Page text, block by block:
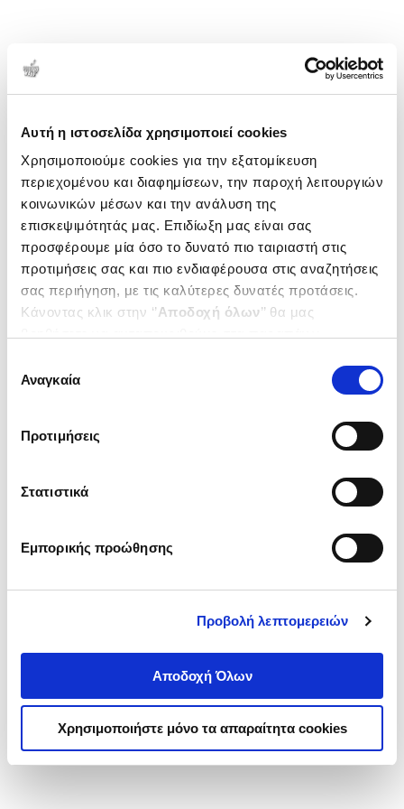
Αυτή η ιστοσελίδα χρησιμοποιεί cookies
Χρησιμοποιούμε cookies για την εξατομίκευση
περιεχομένου και διαφημίσεων, την παροχή λειτουργιών
κοινωνικών μέσων και την ανάλυση της
επισκεψιμότητάς μας. Επιδίωξη μας είναι σας
προσφέρουμε μία όσο το δυνατό πιο ταιριαστή στις
προτιμήσεις σας και πιο ενδιαφέρουσα στις αναζητήσεις
σας περιήγηση, με τις καλύτερες δυνατές προτάσεις.
Κάνοντας κλικ στην ‘’Αποδοχή όλων’’ θα μας
ενδιαφέρουν και να επιλέξετε από τα παρακάτω με την
΄΄και να ενημερωθείτε σχετικά με
συγκατάθεσης
Αναγκαία
Προτιμήσεις
Στατιστικά
Εμπορικής προώθησης
Προβολή λεπτομερειών
Αποδοχή Όλων
Χρησιμοποιήστε μόνο τα απαραίτητα cookies